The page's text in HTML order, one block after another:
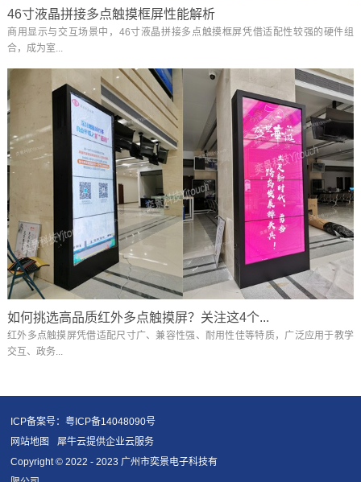
46寸液晶拼接多点触摸框屏性能解析
商用显示与交互场景中，46寸液晶拼接多点触摸框屏凭借适配性较强的硬件组
合，成为室...
如何挑选高品质红外多点触摸屏？关注这4个...
红外多点触摸屏凭借适配尺寸广、兼容性强、耐用性佳等特质，广泛应用于教学
交互、政务...
ICP备案号：粤ICP备14048090号
网站地图
犀牛云提供企业云服务
Copyright © 2022 - 2023 广州市奕景电子科技有